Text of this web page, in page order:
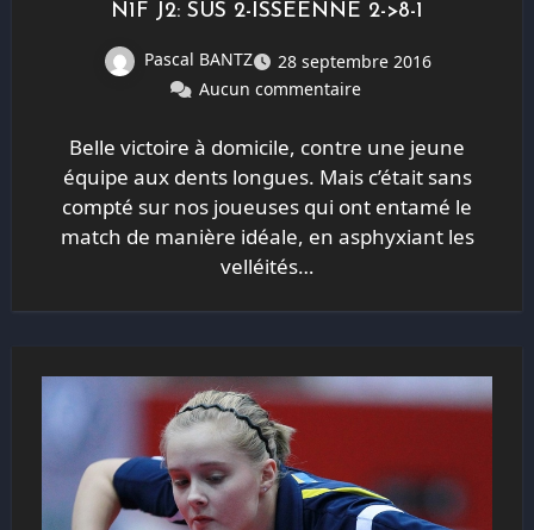
N1F J2: SUS 2-ISSEENNE 2->8-1
Pascal BANTZ
28 septembre 2016
Aucun commentaire
Belle victoire à domicile, contre une jeune
équipe aux dents longues. Mais c’était sans
compté sur nos joueuses qui ont entamé le
match de manière idéale, en asphyxiant les
velléités…